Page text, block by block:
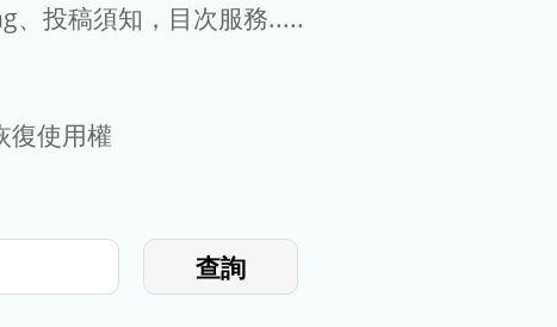
、投稿須知，目次服務.....
復使用權
查詢